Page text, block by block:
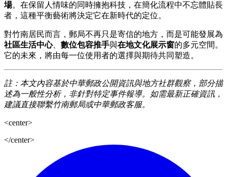
場。在保留人情味的同時擁抱科技，在簡化流程中不忘體貼長
者，這種平衡藝術將決定它在新時代的定位。
對竹南居民而言，郵局不再只是寄信的地方，而是可能發展為
社區生活中心、 數位包容推手與在地文化展示窗的多元空間。
它的未來，將由每一位使用者的選擇與期待共同塑造。
註：本文內容基於中華郵政公開資訊與地方社群觀察，部分描
述為一般性分析，非針對特定事件報導。如需最新正確資訊，
建議直接聯繫竹南郵局或中華郵政客服。
<center>
</center>